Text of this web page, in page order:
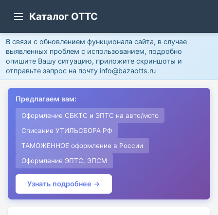
Каталог ОТТС
В связи с обновлением функционала сайта, в случае
выявленных проблем с использованием, подробно
опишите Вашу ситуацию, приложите скриншоты и
отправьте запрос на почту info@bazaotts.ru
Предлагаем вам:
Оформление СБКТС и ЭПТС на авто/мото
Списание УТИЛЬСБОРА РФ
ТАМОЖЕННОЕ оформление в России
Оформление ЭПТС, ЭПСМ
Узнать подробнее →